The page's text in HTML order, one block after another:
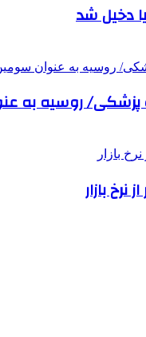
دخیل شد
پزشکی/ روسیه به